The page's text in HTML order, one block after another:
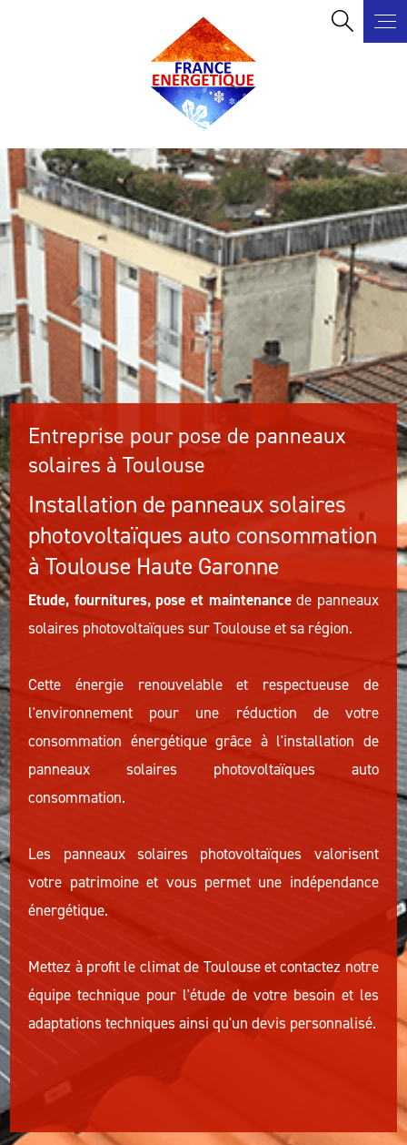
Entreprise pour pose de panneaux
solaires à Toulouse
Installation de panneaux solaires
photovoltaïques auto consommation
à Toulouse Haute Garonne
Etude, fournitures, pose et maintenancede panneaux
solaires photovoltaïques sur Toulouse et sa région.
Cette énergie renouvelable et respectueuse de
l'environnement pour une réduction de votre
consommation énergétique grâce à l'installation de
panneaux solaires photovoltaïques auto
consommation.
Les panneaux solaires photovoltaïques valorisent
votre patrimoine et vous permet une indépendance
énergétique.
Mettez à profit le climat de Toulouse et contactez notre
équipe technique pour l'étude de votre besoin et les
adaptations techniques ainsi qu'un devis personnalisé.